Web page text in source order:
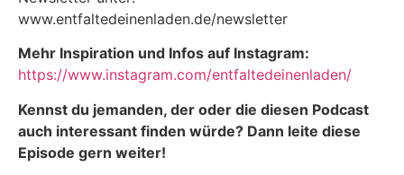
www.entfaltedeinenladen.de/newsletter
Mehr Inspiration und Infos auf Instagram:
https://www.instagram.com/entfaltedeinenladen/
Kennst du jemanden, der oder die diesen Podcast
auch interessant finden würde? Dann leite diese
Episode gern weiter!